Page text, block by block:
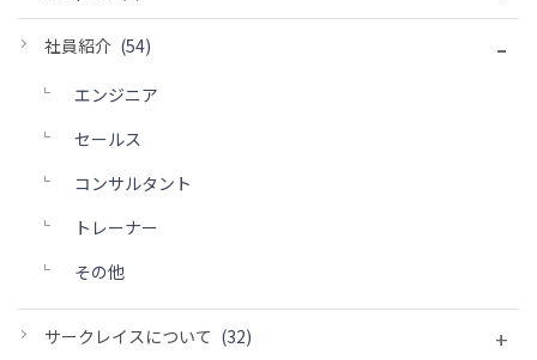
-
社員紹介 (54)
エンジニア
セールス
コンサルタント
トレーナー
その他
+
サークレイスについて (32)